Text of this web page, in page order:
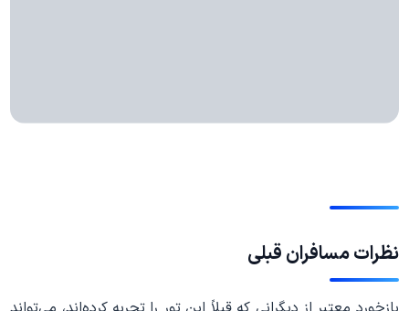
نظرات مسافران قبلی